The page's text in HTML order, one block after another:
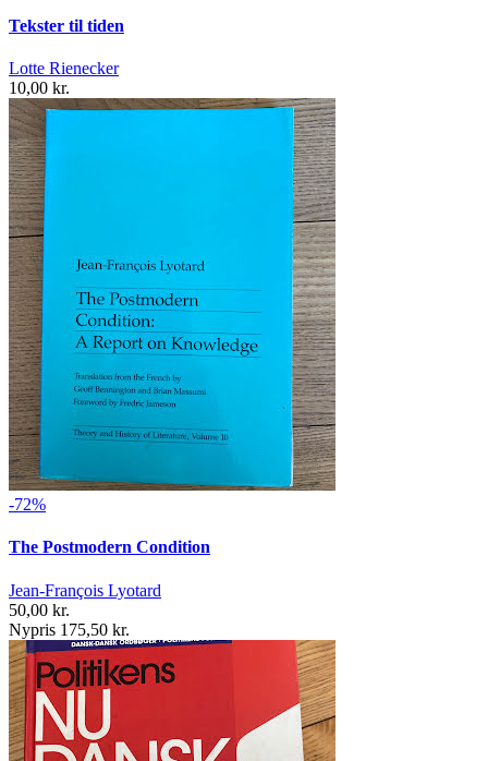
Tekster til tiden
Lotte Rienecker
10,00 kr.
-72%
The Postmodern Condition
Jean-François Lyotard
50,00 kr.
Nypris 175,50 kr.